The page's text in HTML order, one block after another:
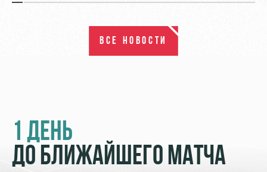
ВСЕ НОВОСТИ
1 ДЕНЬ
ДО БЛИЖАЙШЕГО МАТЧА